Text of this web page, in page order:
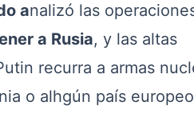
analizó las
a Rusia, y las altas
recurra a armas
o alhgún país